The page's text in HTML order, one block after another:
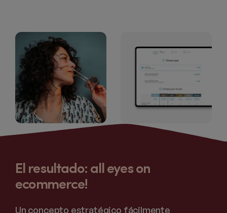
El resultado: all eyes on
ecommerce!
Un concepto estratégico fácilmente